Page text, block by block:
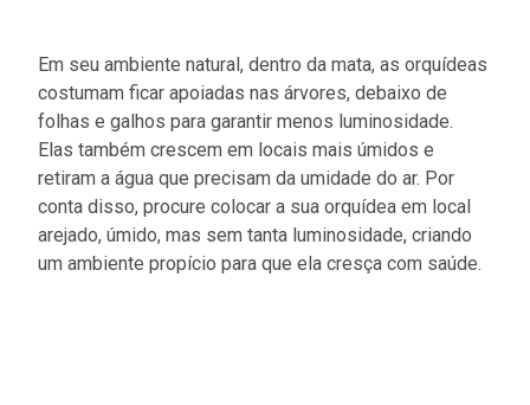
Em seu ambiente natural, dentro da mata, as orquídeas
costumam ficar apoiadas nas árvores, debaixo de
folhas e galhos para garantir menos luminosidade.
Elas também crescem em locais mais úmidos e
retiram a água que precisam da umidade do ar. Por
conta disso, procure colocar a sua orquídea em local
arejado, úmido, mas sem tanta luminosidade, criando
um ambiente propício para que ela cresça com saúde.